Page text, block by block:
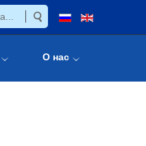
О нас